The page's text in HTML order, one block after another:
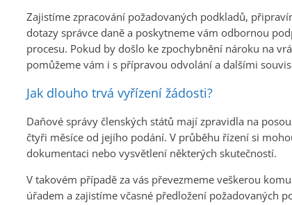
Zajistíme zpracování požadovaných podkladů,
dotazy správce daně a poskytneme vám odbornou
procesu. Pokud by došlo ke zpochybnění nároku na
pomůžeme vám i s přípravou odvolání a dalšími
Jak dlouho trvá vyřízení žádosti?
Daňové správy členských států mají zpravidla na
čtyři měsíce od jejího podání. V průběhu řízení si
dokumentaci nebo vysvětlení některých skutečností.
V takovém případě za vás převezmeme veškerou
úřadem a zajistíme včasné předložení požadovaných